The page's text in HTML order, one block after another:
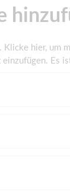
hier, um
Es